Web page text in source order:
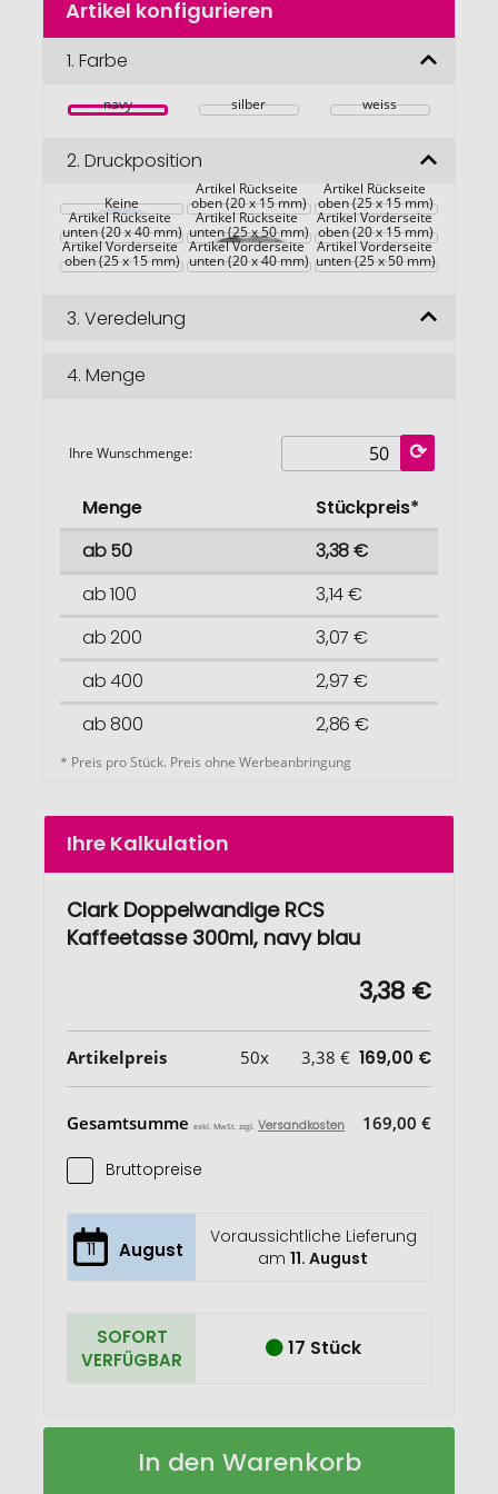
Anfang
Bildgalerie
Artikel konfigurieren
1. Farbe
navy silber weiss
2. Druckposition
Keine
Artikel Rückseite
oben (20 x 15 mm)
Artikel Rückseite
oben (25 x 15 mm)
Artikel Rückseite
unten (20 x 40 mm)
Artikel Rückseite
unten (25 x 50 mm)
Artikel Vorderseite
oben (20 x 15 mm)
Artikel Vorderseite
oben (25 x 15 mm)
Artikel Vorderseite
unten (20 x 40 mm)
Artikel Vorderseite
unten (25 x 50 mm)
3. Veredelung
4. Menge
Ihre Wunschmenge:
Menge
Stückpreis*
ab 50
3,38 €
ab 100
3,14 €
ab 200
3,07 €
ab 400
2,97 €
ab 800
2,86 €
* Preis pro Stück. Preis ohne Werbeanbringung
Ihre Kalkulation
Clark Doppelwandige RCS
Kaffeetasse 300ml, navy blau
3,38 €
Artikelpreis 50x 3,38 € 169,00 €
Gesamtsumme exkl. MwSt. zzgl. Versandkosten 169,00 €
Bruttopreise
11 August
Voraussichtliche Lieferung
am11. August
SOFORT
VERFÜGBAR
17 Stück
Clark
Doppelwandige
Auf
In den Warenkorb